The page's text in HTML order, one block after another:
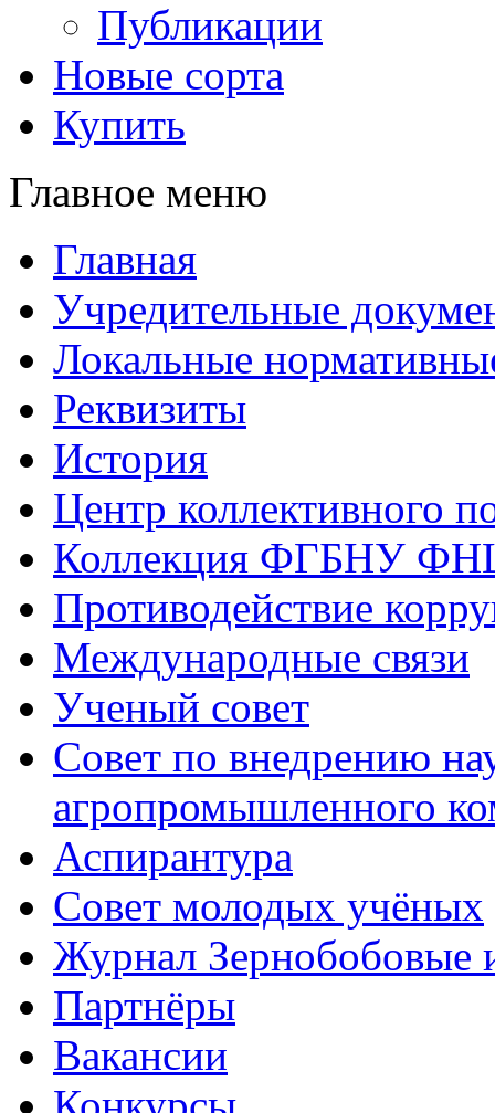
Публикации
Новые сорта
Купить
Главное меню
Главная
Учредительные
Локальные
Реквизиты
История
Центр коллективного
Коллекция ФГБНУ
Противодействие
Международные связи
Ученый совет
Совет по внедрению
агропромышленного
Аспирантура
Совет молодых учёных
Журнал Зернобобовые
Партнёры
Вакансии